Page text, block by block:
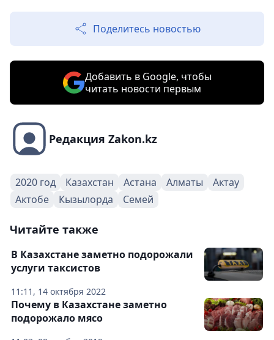
Поделитесь новостью
Добавить в Google, чтобы
читать новости первым
Редакция Zakon.kz
2020 год Казахстан Астана Алматы
Актау
Актобе
Кызылорда Семей
Читайте также
11:11, 14 октября 2022
В Казахстане заметно подорожали
услуги таксистов
Почему в Казахстане заметно
подорожало мясо